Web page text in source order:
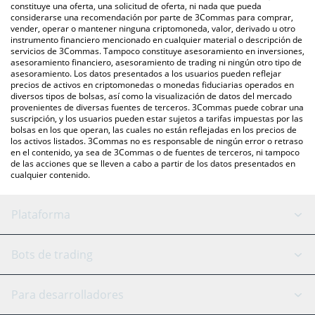
También puedes utilizar nuestra tabla de precios de TACHI que
se encuentra arriba para verificar el último precio de TACHI en
las principales monedas fiduciarias y criptomonedas.
constituye una oferta, una solicitud de oferta, ni nada que pueda
considerarse una recomendación por parte de 3Commas para comprar,
vender, operar o mantener ninguna criptomoneda, valor, derivado u otro
instrumento financiero mencionado en cualquier material o descripción de
servicios de 3Commas. Tampoco constituye asesoramiento en inversiones,
asesoramiento financiero, asesoramiento de trading ni ningún otro tipo de
asesoramiento. Los datos presentados a los usuarios pueden reflejar
precios de activos en criptomonedas o monedas fiduciarias operados en
diversos tipos de bolsas, así como la visualización de datos del mercado
provenientes de diversas fuentes de terceros. 3Commas puede cobrar una
suscripción, y los usuarios pueden estar sujetos a tarifas impuestas por las
bolsas en los que operan, las cuales no están reflejadas en los precios de
los activos listados. 3Commas no es responsable de ningún error o retraso
en el contenido, ya sea de 3Commas o de fuentes de terceros, ni tampoco
de las acciones que se lleven a cabo a partir de los datos presentados en
cualquier contenido.
Plataforma
Bot GRID
Bots de trading
Binance
Para desarrolladores